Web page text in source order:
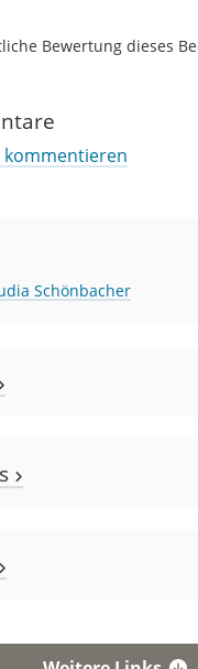
Bewertung dieses
kommentieren
Schönbacher